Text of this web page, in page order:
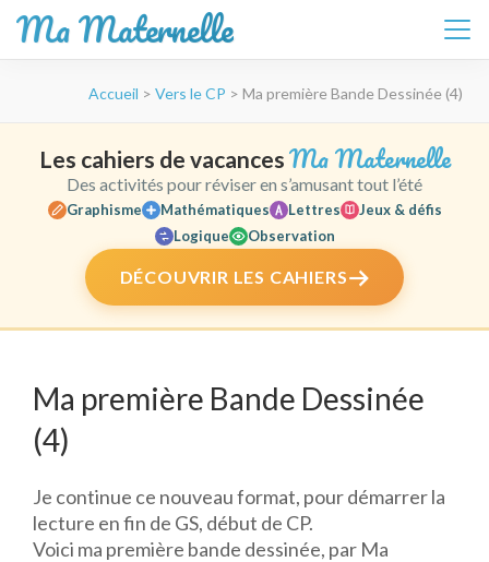
Ma Maternelle
(Pressez
Entrée)
Accueil > Vers le CP > Ma première Bande Dessinée (4)
Les cahiers de vacances Ma Maternelle
Des activités pour réviser en s’amusant tout l’été
Graphisme Mathématiques Lettres
Jeux & défis
Logique
Observation
DÉCOUVRIR LES CAHIERS
Ma première Bande Dessinée
(4)
Je continue ce nouveau format, pour démarrer la
lecture en fin de GS, début de CP.
Voici ma première bande dessinée, par Ma